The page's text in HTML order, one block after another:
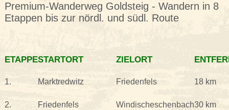
Premium-Wanderweg Goldsteig - Wandern in 8
Etappen bis zur nördl. und südl. Route
ETAPPESTARTORT ZIELORT
1. Marktredwitz Friedenfels 18 km
2. Friedenfels Windischeschenbach30 km